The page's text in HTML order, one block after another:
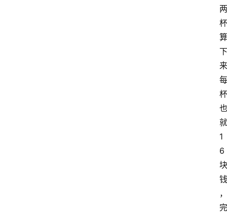
两
杯
算
下
来
每
杯
也
就
1
6
块
钱
，
完